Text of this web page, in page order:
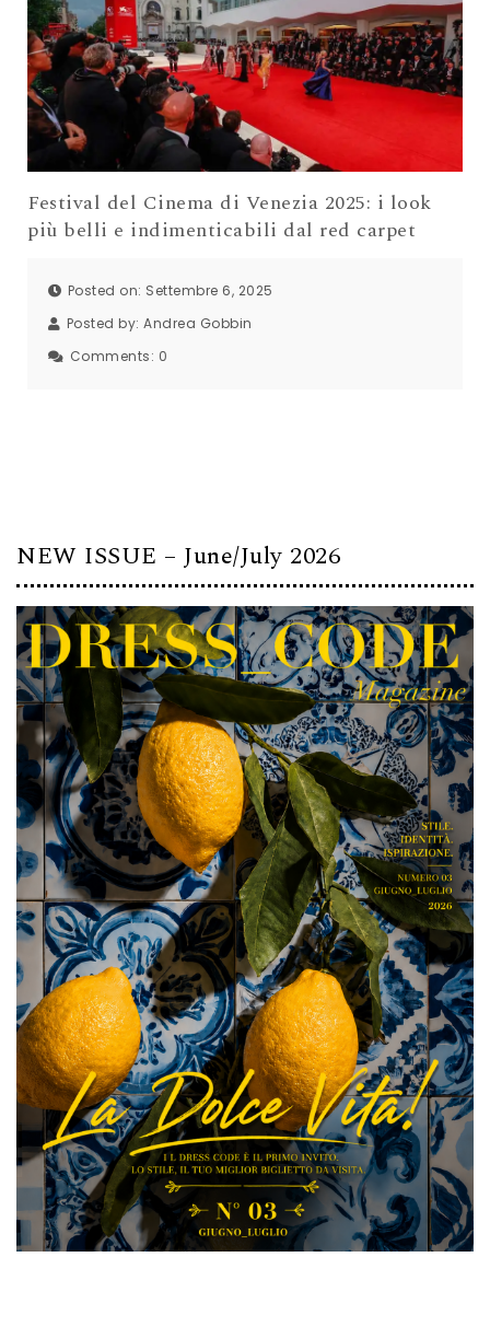
Festival del Cinema di Venezia 2025: i look
più belli e indimenticabili dal red carpet
Posted on: Settembre 6, 2025
Posted by: Andrea Gobbin
Comments: 0
NEW ISSUE – June/July 2026